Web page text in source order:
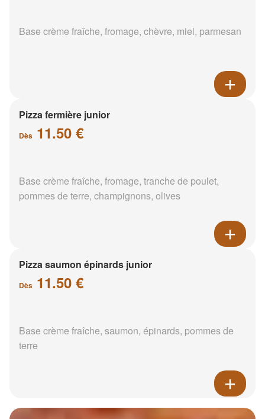
Base crème fraîche, fromage, chèvre, miel, parmesan
Pizza fermière junior
Dès 11.50 €
Base crème fraîche, fromage, tranche de poulet,
pommes de terre, champignons, olives
Pizza saumon épinards junior
Dès 11.50 €
Base crème fraîche, saumon, épinards, pommes de
terre